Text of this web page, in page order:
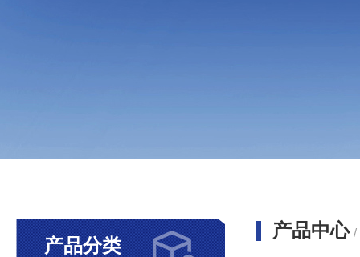
产品分类
产品中心 /